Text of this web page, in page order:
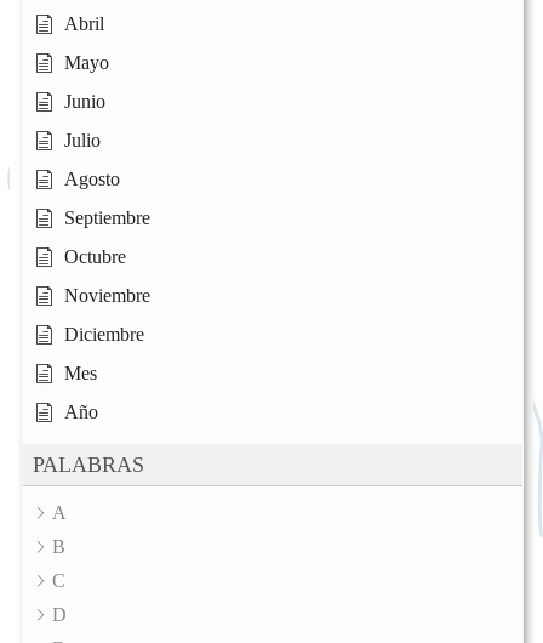
Abril
Mayo
Junio
Julio
Agosto
Septiembre
Octubre
Noviembre
Diciembre
Mes
Año
PALABRAS
A
B
C
D